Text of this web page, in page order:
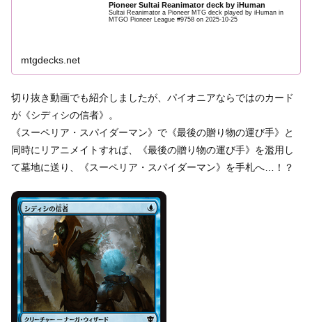
Pioneer Sultai Reanimator deck by iHuman
Sultai Reanimator a Pioneer MTG deck played by iHuman in
MTGO Pioneer League #9758 on 2025-10-25
mtgdecks.net
切り抜き動画でも紹介しましたが、パイオニアならではのカード
が《シディシの信者》。
《スーペリア・スパイダーマン》で《最後の贈り物の運び手》と
同時にリアニメイトすれば、《最後の贈り物の運び手》を濫用し
て墓地に送り、《スーペリア・スパイダーマン》を手札へ…！？